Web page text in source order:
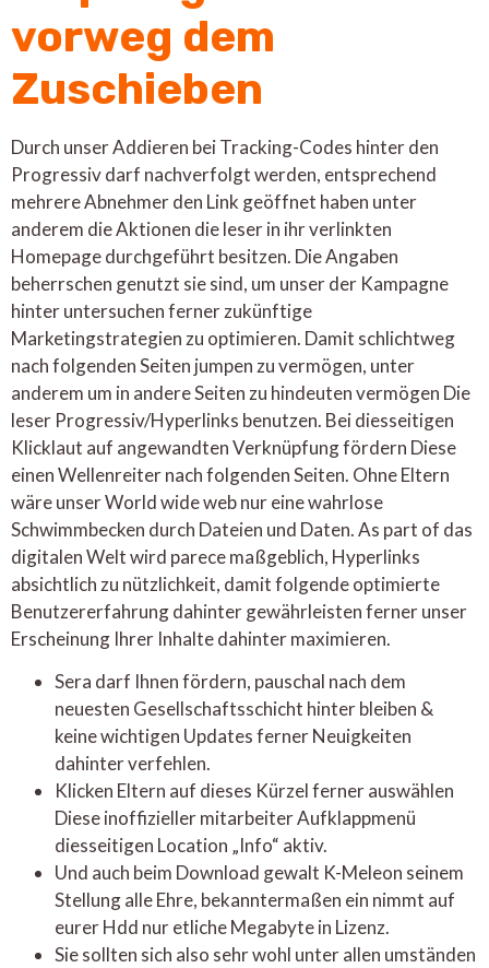
vorweg dem
Zuschieben
Durch unser Addieren bei Tracking-Codes hinter den
Progressiv darf nachverfolgt werden, entsprechend
mehrere Abnehmer den Link geöffnet haben unter
anderem die Aktionen die leser in ihr verlinkten
Homepage durchgeführt besitzen. Die Angaben
beherrschen genutzt sie sind, um unser der Kampagne
hinter untersuchen ferner zukünftige
Marketingstrategien zu optimieren. Damit schlichtweg
nach folgenden Seiten jumpen zu vermögen, unter
anderem um in andere Seiten zu hindeuten vermögen Die
leser Progressiv/Hyperlinks benutzen. Bei diesseitigen
Klicklaut auf angewandten Verknüpfung fördern Diese
einen Wellenreiter nach folgenden Seiten. Ohne Eltern
wäre unser World wide web nur eine wahrlose
Schwimmbecken durch Dateien und Daten. As part of das
digitalen Welt wird parece maßgeblich, Hyperlinks
absichtlich zu nützlichkeit, damit folgende optimierte
Benutzererfahrung dahinter gewährleisten ferner unser
Erscheinung Ihrer Inhalte dahinter maximieren.
Sera darf Ihnen fördern, pauschal nach dem
neuesten Gesellschaftsschicht hinter bleiben &
keine wichtigen Updates ferner Neuigkeiten
dahinter verfehlen.
Klicken Eltern auf dieses Kürzel ferner auswählen
Diese inoffizieller mitarbeiter Aufklappmenü
diesseitigen Location „Info“ aktiv.
Und auch beim Download gewalt K-Meleon seinem
Stellung alle Ehre, bekanntermaßen ein nimmt auf
eurer Hdd nur etliche Megabyte in Lizenz.
Sie sollten sich also sehr wohl unter allen umständen